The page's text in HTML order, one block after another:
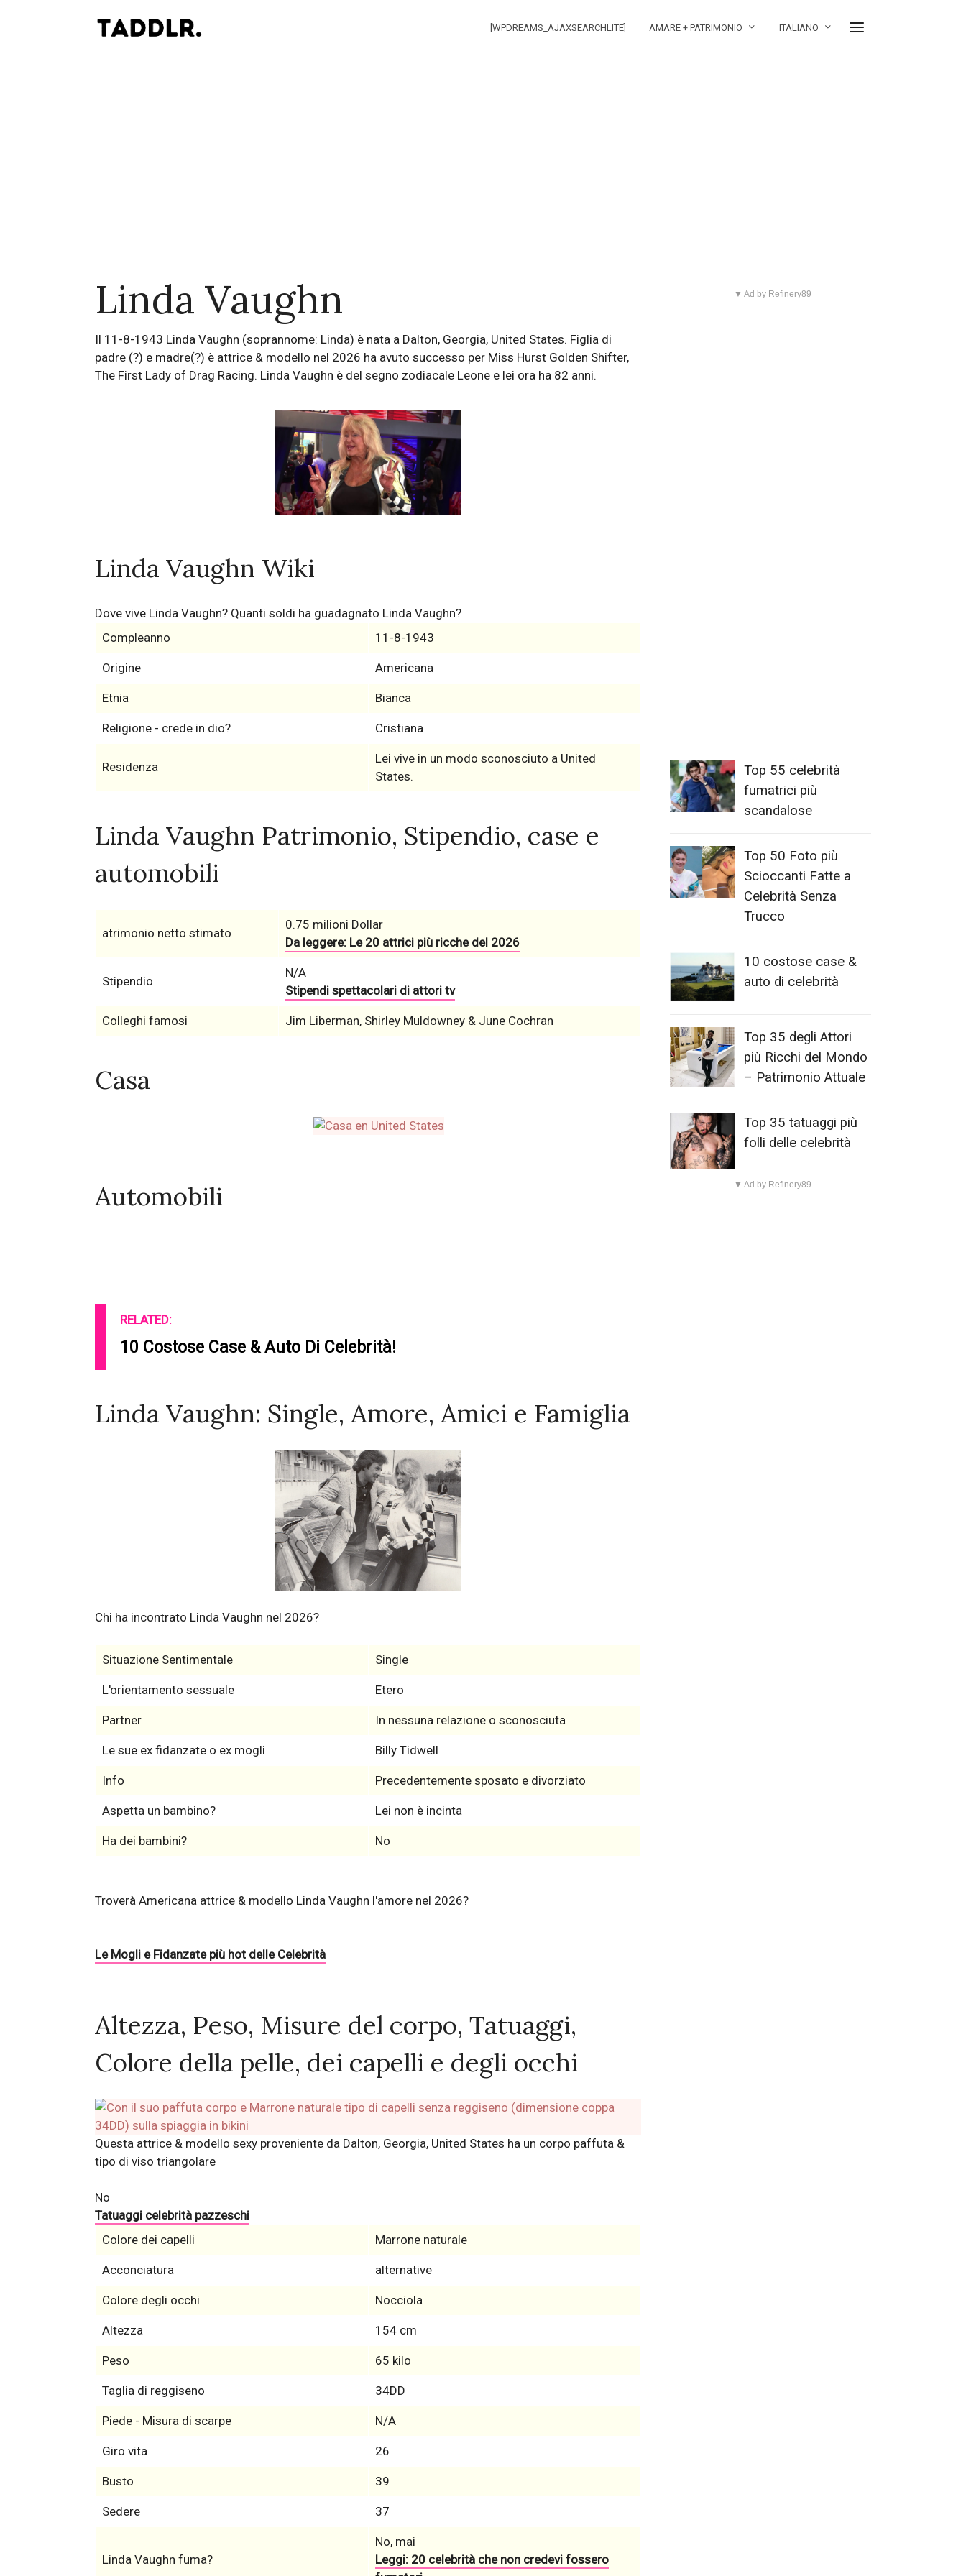
[WPDREAMS_AJAXSEARCHLITE] AMARE + PATRIMONIO ITALIANO
Linda Vaughn
Il 11-8-1943 Linda Vaughn (soprannome: Linda) è nata a Dalton, Georgia, United States. Figlia di
padre (?) e madre(?) è attrice & modello nel 2026 ha avuto successo per Miss Hurst Golden Shifter,
The First Lady of Drag Racing. Linda Vaughn è del segno zodiacale Leone e lei ora ha 82 anni.
Linda Vaughn Wiki
Dove vive Linda Vaughn? Quanti soldi ha guadagnato Linda Vaughn?
Compleanno
11-8-1943
Origine Americana
Etnia Bianca
Religione - crede in dio? Cristiana
Residenza
Lei vive in un modo sconosciuto a United
States.
Linda Vaughn Patrimonio, Stipendio, case e
automobili
atrimonio netto stimato
0.75 milioni Dollar
Da leggere: Le 20 attrici più ricche del 2026
Stipendio
N/A
Stipendi spettacolari di attori tv
Colleghi famosi Jim Liberman, Shirley Muldowney & June Cochran
Casa
Automobili
RELATED:
10 Costose Case & Auto Di Celebrità!
Linda Vaughn: Single, Amore, Amici e Famiglia
Chi ha incontrato Linda Vaughn nel 2026?
Situazione Sentimentale Single
L'orientamento sessuale Etero
Partner In nessuna relazione o sconosciuta
Le sue ex fidanzate o ex mogli Billy Tidwell
Info Precedentemente sposato e divorziato
Aspetta un bambino? Lei non è incinta
Ha dei bambini? No
Troverà Americana attrice & modello Linda Vaughn l'amore nel 2026?
Le Mogli e Fidanzate più hot delle Celebrità
Altezza, Peso, Misure del corpo, Tatuaggi,
Colore della pelle, dei capelli e degli occhi
Questa attrice & modello sexy proveniente da Dalton, Georgia, United States ha un corpo paffuta &
tipo di viso triangolare
No
Tatuaggi celebrità pazzeschi
Colore dei capelli
Marrone naturale
Acconciatura alternative
Colore degli occhi Nocciola
Altezza 154 cm
Peso 65 kilo
Taglia di reggiseno 34DD
Piede - Misura di scarpe N/A
Giro vita 26
Busto 39
Sedere 37
Linda Vaughn fuma?
No, mai
Leggi: 20 celebrità che non credevi fossero
▼ Ad by Refinery89
Top 55 celebrità
fumatrici più
scandalose
Top 50 Foto più
Scioccanti Fatte a
Celebrità Senza
Trucco
10 costose case &
auto di celebrità
Top 35 degli Attori
più Ricchi del Mondo
– Patrimonio Attuale
Top 35 tatuaggi più
folli delle celebrità
▼ Ad by Refinery89